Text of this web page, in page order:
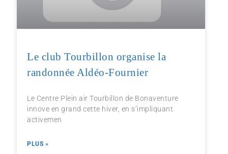
Le club Tourbillon organise la
randonnée Aldéo-Fournier
Le Centre Plein air Tourbillon de Bonaventure
innove en grand cette hiver, en s’impliquant
activemen
PLUS »